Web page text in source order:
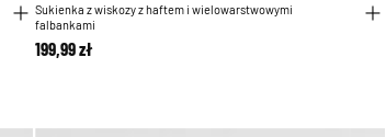
Sukienka z wiskozy z haftem i wielowarstwowymi
falbankami
199,99 zł